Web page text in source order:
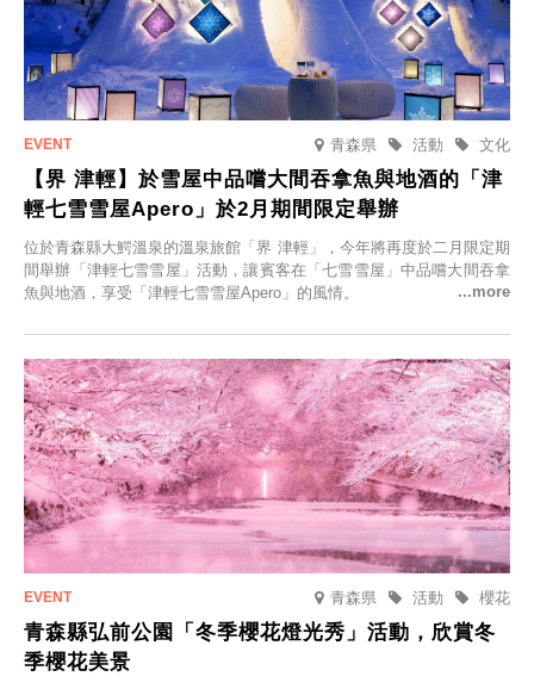
青森県 文化
活動
【界 津輕】於雪屋中品嚐大間吞拿魚與地酒的「津
輕七雪雪屋Apero」於2月期間限定舉辦
位於青森縣大鰐溫泉的溫泉旅館「界 津輕」，今年將再度於二月限定期
間舉辦「津輕七雪雪屋」活動，讓賓客在「七雪雪屋」中品嚐大間吞拿
魚與地酒，享受「津輕七雪雪屋Apero」的風情。
青森県 櫻花
活動
青森縣弘前公園「冬季櫻花燈光秀」活動，欣賞冬
季櫻花美景